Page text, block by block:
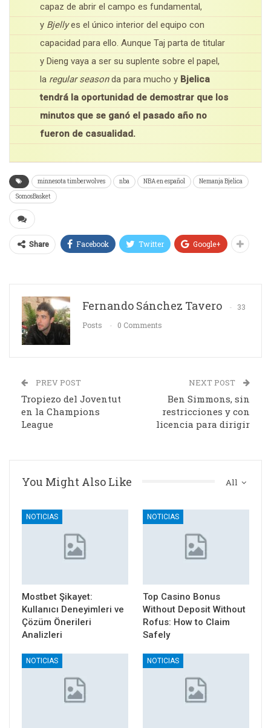
capaz de abrir el campo es fundamental,
y Bjellyes el único interior del equipo con
capacidad para ello. Aunque Taj parta de titular
y Dieng vaya a ser su suplente sobre el papel,
la regular seasonda para mucho y Bjelica
tendrá la oportunidad de demostrar que los
minutos que se ganó el pasado año no
fueron de casualidad.
minnesota timberwolves nba NBA en español
Nemanja Bjelica
SomosBasket
Share Facebook Twitter Google+
Fernando Sánchez Tavero
33
Posts
0 Comments
PREV POST
Tropiezo del Joventut
en la Champions
League
NEXT POST
Ben Simmons, sin
restricciones y con
licencia para dirigir
All
You Might Also Like
NOTICIAS
Mostbet Şikayet:
Kullanıcı Deneyimleri ve
Çözüm Önerileri
Analizleri
NOTICIAS
Top Casino Bonus
Without Deposit Without
Rofus: How to Claim
Safely
NOTICIAS NOTICIAS